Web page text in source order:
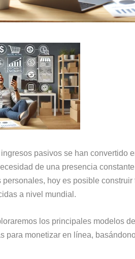
pasivos se han convertido
de una presencia
hoy es posible
a nivel mundial.
los principales modelos
para monetizar en línea,